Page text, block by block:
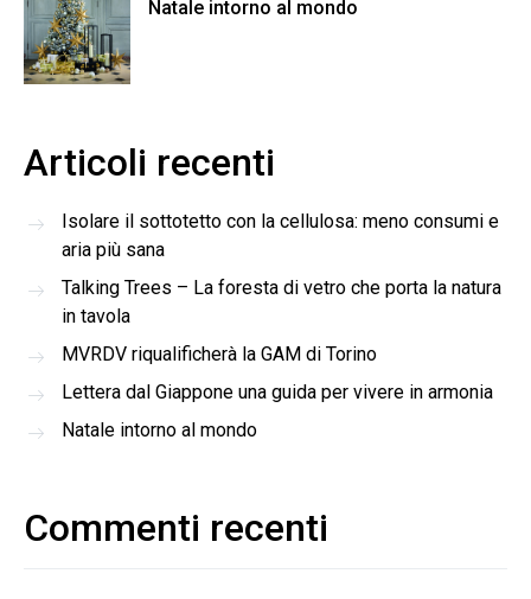
Natale intorno al mondo
Articoli recenti
Isolare il sottotetto con la cellulosa: meno consumi e
aria più sana
Talking Trees – La foresta di vetro che porta la natura
in tavola
MVRDV riqualificherà la GAM di Torino
Lettera dal Giappone una guida per vivere in armonia
Natale intorno al mondo
Commenti recenti